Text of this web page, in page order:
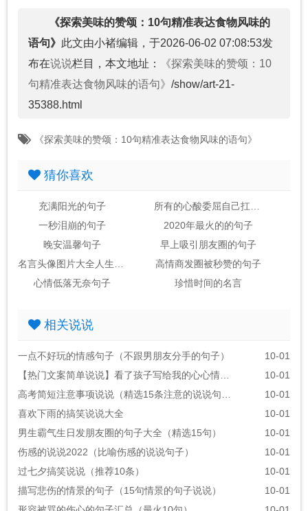
《探索美味的赞颂：10句精准表达食物风味的
语句》 此文由小褚编辑，于2026-06-02 07:08:53发
布在说说栏目，本文地址：
《探索美味的赞颂：10
句精准表达食物风味的语句》 /show/art-21-
35388.html
《探索美味的赞颂：10句精准表达食物风味的语句》
猜你喜欢
充满阳光的句子
一秒泪崩的句子
2020年最火的的句子
晚安温馨句子
早上吸引朋友圈的句子
高情商发圈被秒赞的句子
心情低落无奈句子
珍惜时间的名言
相关说说
一点不好玩的情感句子（不跟男朋友分手的句子）
10-01
10-01
10-01
喜欢下雨的搞笑说说大全
10-01
男生霸气生日发朋友圈的句子大全（精选15句）
10-01
伤感的说说2022（比喻伤感的说说句子）
10-01
过七夕搞笑说说（推荐10条）
10-01
描写悲伤的情景的句子（15句情景的句子说说）
10-01